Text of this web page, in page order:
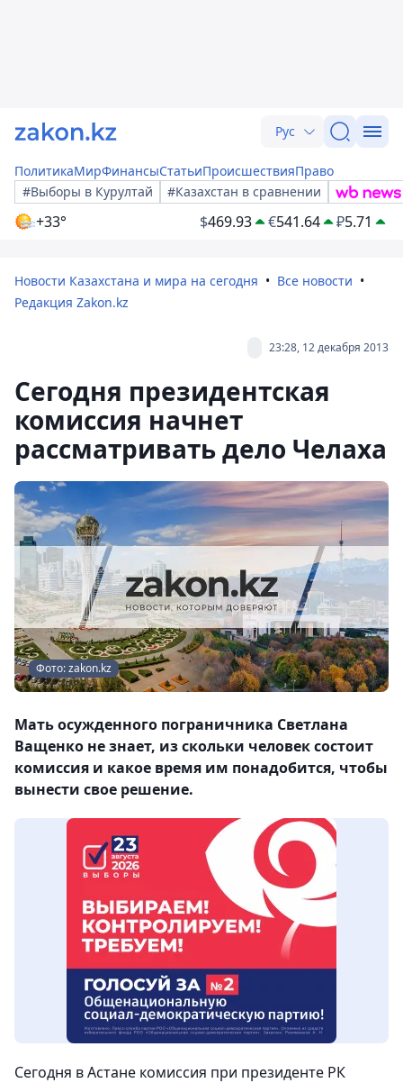
Рус
ПолитикаМирФинансыСтатьиПроисшествияПраво
#Выборы в Курултай
#Казахстан в сравнении
+33° $469.93 €541.64 ₽5.71
Новости Казахстана и мира на сегодня
Все новости
Редакция Zakon.kz
23:28, 12 декабря 2013
Сегодня президентская
комиссия начнет
рассматривать дело Челаха
Фото: zakon.kz
Мать осужденного пограничника Светлана
Ващенко не знает, из скольки человек состоит
комиссия и какое время им понадобится, чтобы
вынести свое решение.
Сегодня в Астане комиссия при президенте РК